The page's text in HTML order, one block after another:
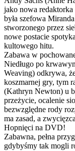
jako nowa redaktorka
była szefowa
stworzonego przez
nowe postacie
kultowego hitu.
Zabawa w
Niedługo po
Weaving) odkrywa,
koszmarnej gry, tym
(Kathryn Newton) u
przeżycie, ocalenie
bezwzględne rody
ma zasad, a
Hopnięci na DVD!
Zabawna, pełna
gdybyśmy tak mogli